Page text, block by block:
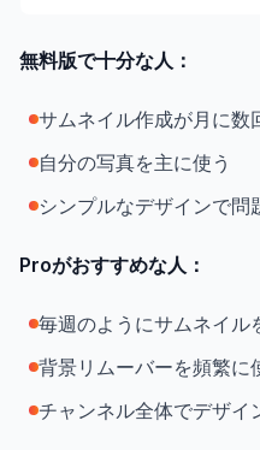
無料版で十分な人：
サムネイル作成が月に数
自分の写真を主に使う
シンプルなデザインで問
Proがおすすめな人：
毎週のようにサムネイル
背景リムーバーを頻繁に
チャンネル全体でデザイ